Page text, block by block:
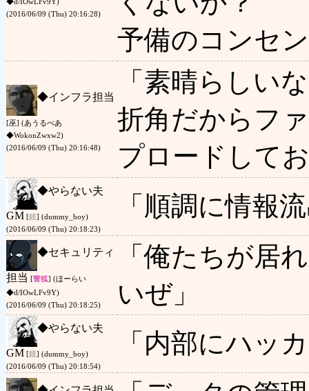
◆d/IOwLFv9Y)
(2016/06/09 (Thu) 20:16:28)
予備のコンセ
◆インフラ担当
[巫] (あうるべあ
◆WokonZwxw2)
(2016/06/09 (Thu) 20:16:48)
「素晴らしい
折角だからフ
プロードして
◆やらない夫
GM [鏡] (dummy_boy)
(2016/06/09 (Thu) 20:18:23)
「順調に情報
◆セキュリティ
担当 [響狐] (ほーらい
◆d/IOwLFv9Y)
(2016/06/09 (Thu) 20:18:25)
「俺たちが居
いぜ」
◆やらない夫
GM [鏡] (dummy_boy)
(2016/06/09 (Thu) 20:18:54)
「内部にハッ